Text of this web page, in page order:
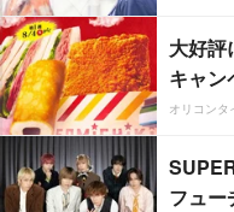
大好評
キャン
オリコンタ
フュー